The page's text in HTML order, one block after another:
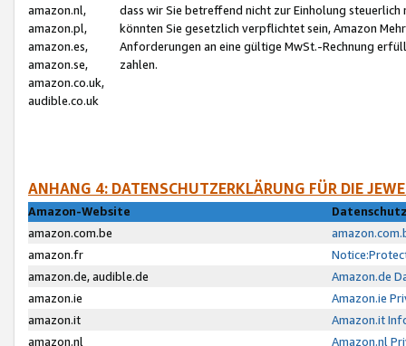
amazon.nl,
amazon.pl,
amazon.es,
amazon.se,
amazon.co.uk,
audible.co.uk
dass wir Sie betreffend nicht zur Einholung
könnten Sie gesetzlich verpflichtet sein, Amazon
Anforderungen an eine gültige MwSt.-Rechnung
zahlen.
ANHANG 4: DATENSCHUTZERKLÄRUNG FÜR DIE
Amazon-Website
amazon.com.be
amazon.fr
amazon.de, audible.de
Amazon.de
amazon.ie
Amazon.ie
amazon.it
Amazon.it
amazon.nl
Amazon.nl